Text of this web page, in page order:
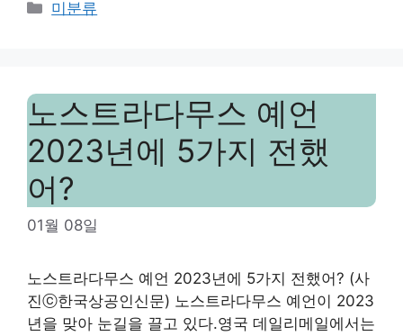
Categories
미분류
노스트라다무스 예언
2023년에 5가지 전했
어?
01월 08일
노스트라다무스 예언 2023년에 5가지 전했어? (사
진ⓒ한국상공인신문) 노스트라다무스 예언이 2023
년을 맞아 눈길을 끌고 있다.영국 데일리메일에서는